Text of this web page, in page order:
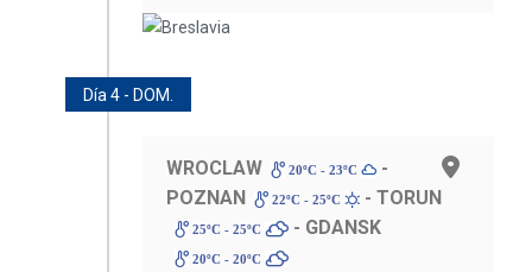
Día 4 - DOM.
WROCLAW 20ºC - 23ºC
-
POZNAN
22ºC - 25ºC - TORUN
25ºC - 25ºC - GDANSK
20ºC - 20ºC